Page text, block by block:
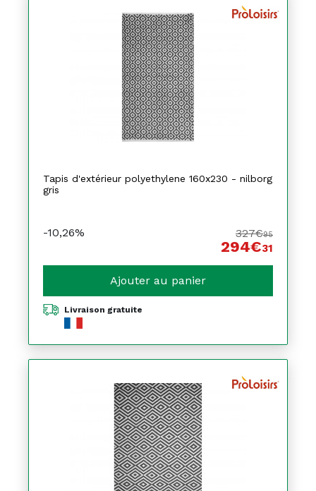
Tapis d'extérieur polyethylene 160x230 - nilborg
gris
-10,26% 327€95
294€31
Ajouter au panier
Livraison gratuite